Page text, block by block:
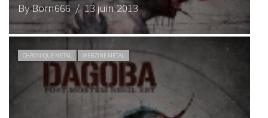
By Born666/ 13 juin 2013
CHRONIQUE METAL WEBZINE METAL